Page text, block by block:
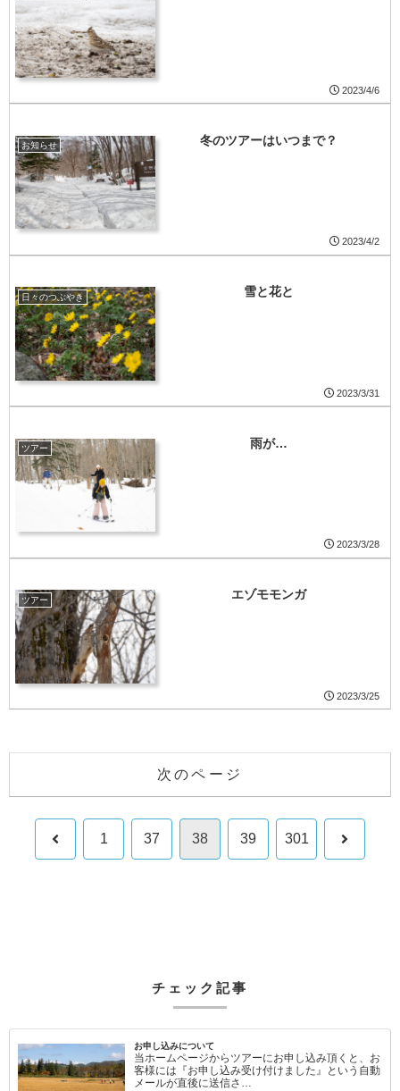
2023/4/6
お知らせ 冬のツアーはいつまで？
2023/4/2
日々のつぶやき 雪と花と
2023/3/31
ツアー 雨が…
2023/3/28
ツアー エゾモモンガ
2023/3/25
次のページ
前 1 37 38 39 301 次
チェック記事
お申し込みについて
当ホームページからツアーにお申し込み頂くと、お
客様には『お申し込み受け付けました』という自動
メールが直後に送信さ…